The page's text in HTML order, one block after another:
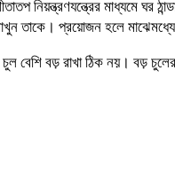
নিয়ন্ত্রণযন্ত্রের মাধ্যমে
তাকে। প্রয়োজন হলে
চুল বেশি বড় রাখা ঠিক নয়। বড়